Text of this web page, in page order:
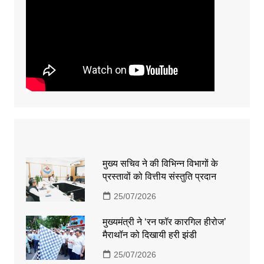
मुख्य सचिव ने की विभिन्न विभागों के
प्रस्तावों को वित्तीय संस्तुति प्रदान
25/07/2026
मुख्यमंत्री ने ‘रन फॉर कारगिल हीरोज’
मैराथॉन को दिखायी हरी झंडी
25/07/2026